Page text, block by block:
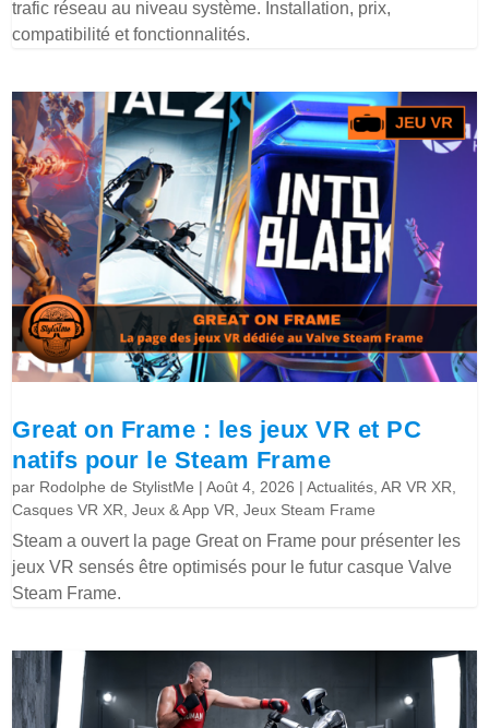
trafic réseau au niveau système. Installation, prix,
compatibilité et fonctionnalités.
Great on Frame : les jeux VR et PC
natifs pour le Steam Frame
par Rodolphe de StylistMe |Août 4, 2026 |Actualités ,AR VR XR
Casques VR XR ,Jeux & App VR ,Jeux Steam Frame
Steam a ouvert la page Great on Frame pour présenter les
jeux VR sensés être optimisés pour le futur casque Valve
Steam Frame.